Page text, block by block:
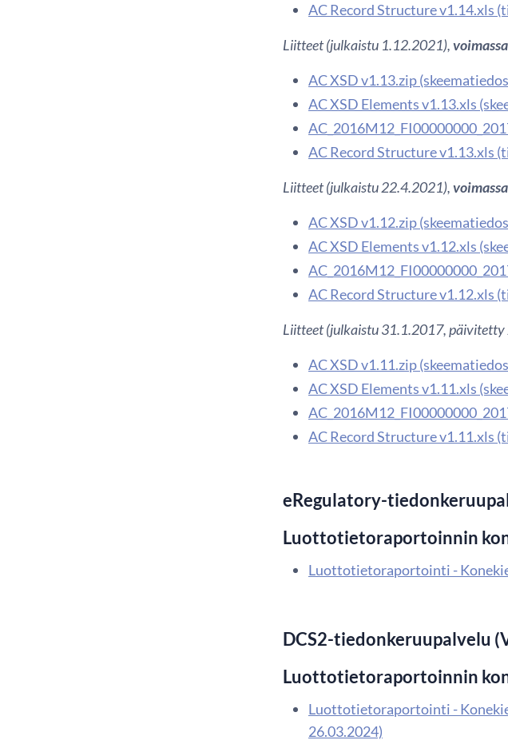
AC Record Structure v1.14.xls
Liitteet (julkaistu 1.12.2021),
AC XSD v1.13.zip
AC XSD Elements v1.13.xls
AC Record Structure v1.13.xls
Liitteet (julkaistu 22.4.2021),
AC XSD v1.12.zip
AC XSD Elements v1.12.xls
AC Record Structure v1.12.xls
Liitteet (julkaistu 31.1.2017,
AC XSD v1.11.zip
AC XSD Elements v1.11.xls
AC Record Structure v1.11.xls
eRegulatory-
Luottotietoraportoinnin
Luottotietoraportointi -
DCS2-tiedonkeruupalvelu
Luottotietoraportoinnin
Luottotietoraportointi -
26.03.2024)